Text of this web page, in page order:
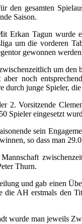
den gesamten
Saison.
Erkan Tagun
um die vorderen
gewonnen
um
noch
junge Spieler,
2. Vorsitzende
Spieler eingesetzt
sein
so dass man
Thurn.
und gab einen
AH erstmals den
man jeweils